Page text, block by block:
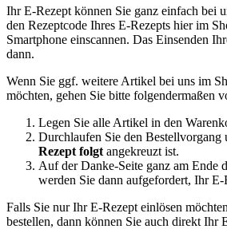
Ihr E-Rezept können Sie ganz einfach bei
den Rezeptcode Ihres E-Rezepts hier im
Smartphone einscannen. Das Einsenden
dann.
Wenn Sie ggf. weitere Artikel bei uns im
möchten, gehen Sie bitte folgendermaßen
Legen Sie alle Artikel in den
Durchlaufen Sie den Bestellvorgang
Rezept folgt angekreuzt ist.
Auf der Danke-Seite ganz am Ende
werden Sie dann aufgefordert, Ihr E-
Falls Sie nur Ihr E-Rezept einlösen
bestellen, dann können Sie auch direkt Ihr